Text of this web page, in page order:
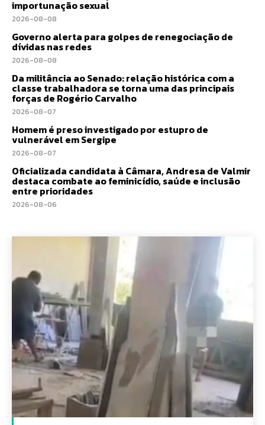
importunação sexual
2026-08-08
Governo alerta para golpes de renegociação de
dívidas nas redes
2026-08-08
Da militância ao Senado: relação histórica com a
classe trabalhadora se torna uma das principais
forças de Rogério Carvalho
2026-08-07
Homem é preso investigado por estupro de
vulnerável em Sergipe
2026-08-07
Oficializada candidata à Câmara, Andresa de Valmir
destaca combate ao feminicídio, saúde e inclusão
entre prioridades
2026-08-06